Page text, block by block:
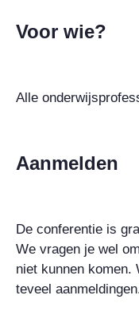
Voor wie?
Alle
Aanmelden
De conferentie is
We vragen je wel
niet kunnen komen.
teveel